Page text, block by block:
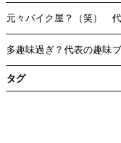
元々バイク屋？（笑）
多趣味過ぎ？代表の趣味
タグ